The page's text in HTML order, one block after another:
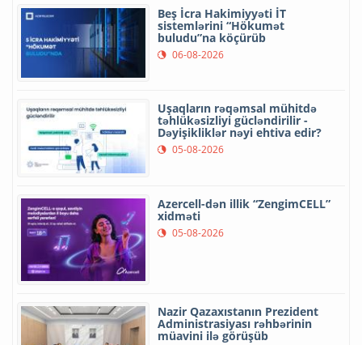
Beş İcra Hakimiyyəti İT
sistemlərini “Hökumət
buludu”na köçürüb
06-08-2026
Uşaqların rəqəmsal mühitdə
təhlükəsizliyi gücləndirilir -
Dəyişikliklər nəyi ehtiva edir?
05-08-2026
Azercell-dən illik “ZengimCELL”
xidməti
05-08-2026
Nazir Qazaxıstanın Prezident
Administrasiyası rəhbərinin
müavini ilə görüşüb